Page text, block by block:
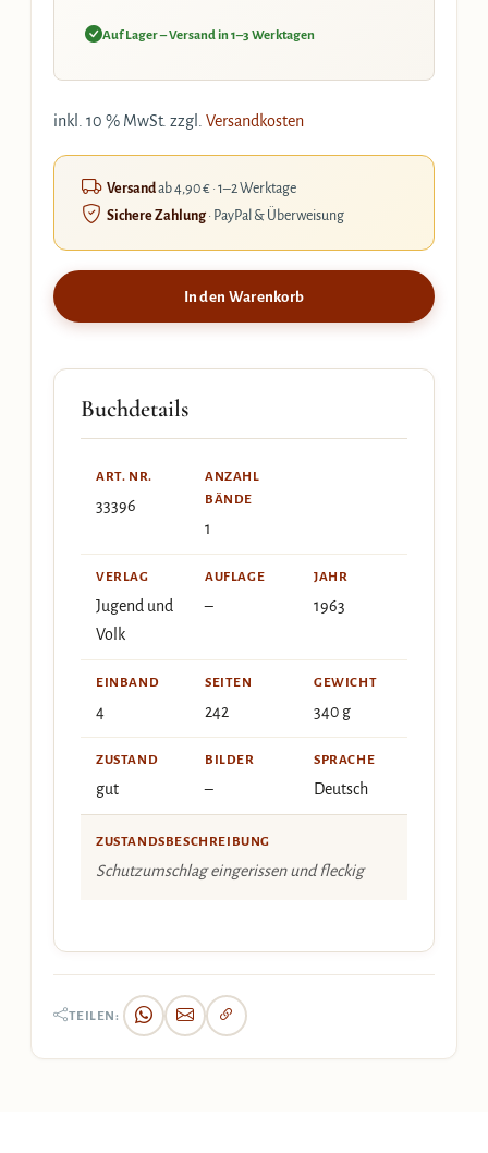
Auf Lager – Versand in 1–3 Werktagen
inkl. 10 % MwSt. zzgl. Versandkosten
Versandab 4,90 € · 1–2 Werktage
Sichere Zahlung· PayPal & Überweisung
In den Warenkorb
Buchdetails
ART. NR.
33396
ANZAHL
BÄNDE
1
VERLAG
Jugend und
Volk
AUFLAGE
–
JAHR
1963
EINBAND
4
SEITEN
242
GEWICHT
340 g
ZUSTAND
gut
BILDER
–
SPRACHE
Deutsch
ZUSTANDSBESCHREIBUNG
Schutzumschlag eingerissen und fleckig
TEILEN: